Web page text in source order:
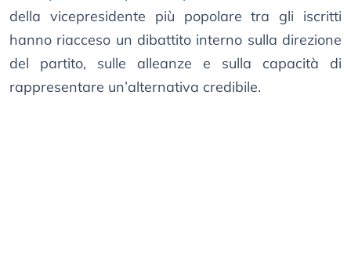
della vicepresidente più popolare tra gli iscritti
hanno riacceso un dibattito interno sulla direzione
del partito, sulle alleanze e sulla capacità di
rappresentare un’alternativa credibile.